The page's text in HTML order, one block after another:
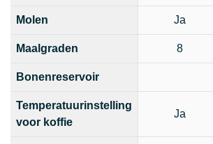
Molen Ja
Maalgraden 8
Bonenreservoir
Temperatuurinstelling
voor koffie
Ja